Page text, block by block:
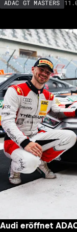
ADAC GT MASTERS
Audi eröffnet